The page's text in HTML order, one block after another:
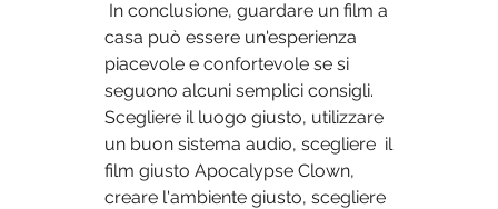
casa può essere un'esperienza
piacevole e confortevole se si
seguono alcuni semplici consigli.
Scegliere il luogo giusto, utilizzare
un buon sistema audio, scegliere  il
film giusto Apocalypse Clown,
creare l'ambiente giusto, scegliere